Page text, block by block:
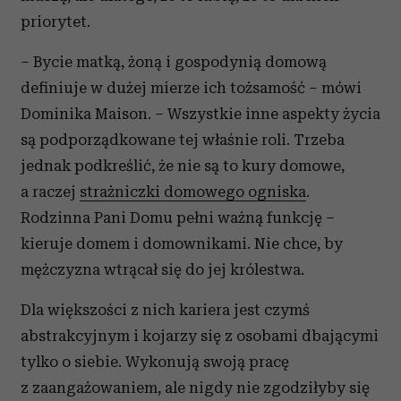
priorytet.
– Bycie matką, żoną i gospodynią domową
definiuje w dużej mierze ich tożsamość – mówi
Dominika Maison. – Wszystkie inne aspekty życia
są podporządkowane tej właśnie roli. Trzeba
jednak podkreślić, że nie są to kury domowe,
a raczej strażniczki domowego ogniska.
Rodzinna Pani Domu pełni ważną funkcję –
kieruje domem i domownikami. Nie chce, by
mężczyzna wtrącał się do jej królestwa.
Dla większości z nich kariera jest czymś
abstrakcyjnym i kojarzy się z osobami dbającymi
tylko o siebie. Wykonują swoją pracę
z zaangażowaniem, ale nigdy nie zgodziłyby się